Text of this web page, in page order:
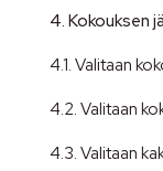
4. Kokouksen
4.1. Valitaan
4.2. Valitaan
4.3. Valitaan